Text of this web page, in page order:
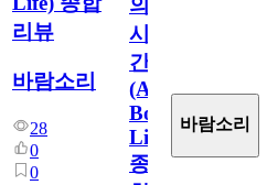
리뷰
바람소리
28
0
0
의
시
간
(A
Boy's
Life)
종
바람소리